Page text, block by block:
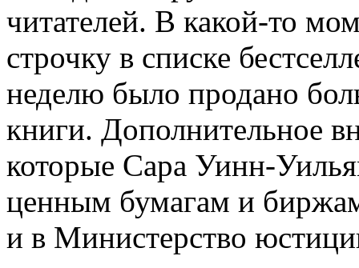
читателей. В какой-то
строчку в списке
неделю было продано
книги. Дополнительное
которые Сара Уинн-
ценным бумагам и
и в Министерство